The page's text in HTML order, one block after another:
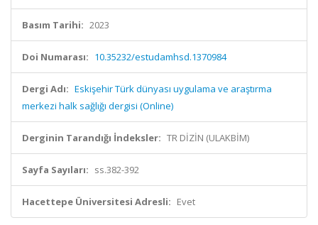
Basım Tarihi: 2023
Doi Numarası: 10.35232/estudamhsd.1370984
Dergi Adı: Eskişehir Türk dünyası uygulama ve araştırma
merkezi halk sağlığı dergisi (Online)
Derginin Tarandığı İndeksler: TR DİZİN (ULAKBİM)
Sayfa Sayıları: ss.382-392
Hacettepe Üniversitesi Adresli: Evet